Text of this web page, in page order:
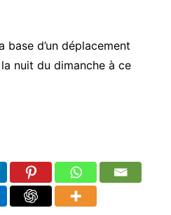
d’un déplacement
nuit du dimanche à ce